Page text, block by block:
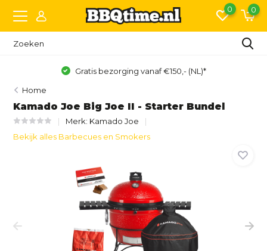
0 0
Gratis bezorging vanaf €150,- (NL)*
Home
Kamado Joe Big Joe II - Starter Bundel
Merk: Kamado Joe
Bekijk alles Barbecues en Smokers